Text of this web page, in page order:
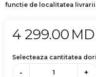
functie de localitatea
4 299.00
Selecteaza cantitatea
- +